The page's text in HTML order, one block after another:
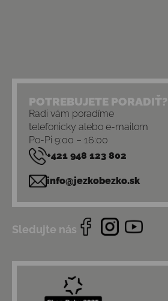
POTREBUJETE PORADIŤ?
Radi vám poradíme
telefonicky alebo e-mailom
Po-Pi 9:00 – 16:00
+421 948 123 802
info@jezkobezko.sk
Sledujte nás